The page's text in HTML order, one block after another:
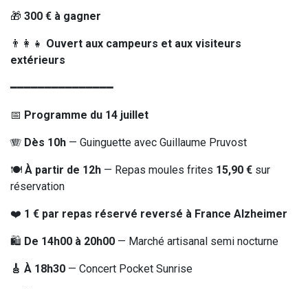
🎁 300 € à gagner
👨‍👩‍👧 Ouvert aux campeurs et aux visiteurs
extérieurs
━━━━━━━━━━━━━━━
📅 Programme du 14 juillet
🪗 Dès 10h — Guinguette avec Guillaume Pruvost
🍽️ À partir de 12h — Repas moules frites 15,90 € sur
réservation
❤️ 1 € par repas réservé reversé à France Alzheimer
🛍️ De 14h00 à 20h00 — Marché artisanal semi nocturne
🎸 À 18h30 — Concert Pocket Sunrise